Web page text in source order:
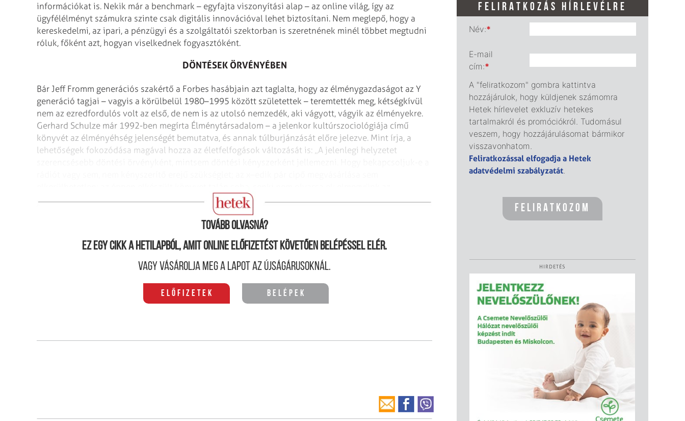
információkat is. Nekik már a benchmark – egyfajta viszonyítási alap – az online világ, így az
ügyfélélményt számukra szinte csak digitális innovációval lehet biztosítani. Nem meglepő, hogy a
kereskedelmi, az ipari, a pénzügyi és a szolgáltatói szektorban is szeretnének minél többet megtudni
róluk, főként azt, hogyan viselkednek fogyasztóként.
DÖNTÉSEK ÖRVÉNYÉBEN
Bár Jeff Fromm generációs szakértő a Forbes hasábjain azt taglalta, hogy az élménygazdaságot az Y
generáció tagjai – vagyis a körülbelül 1980–1995 között születettek – teremtették meg, kétségkívül
nem az ezredfordulós volt az első, de nem is az utolsó nemzedék, aki vágyott, vágyik az élményekre.
Gerhard Schulze már 1992-ben megírta Élménytársadalom – a jelenkor kultúrszociológiája című
könyvét az élményéhség jelenségét bemutatva, és annak túlburjánzását előre jelezve. Mint írja, a
lehetőségek fokozódása magával hozza az életfelfogások változását is: „A jelenlegi helyzetet
étterembe, bár éppen az imént vacsoráztunk.
Tovább olvasná?
Ez egy cikk a hetilapból, amit online előfizetést követően belépéssel elér.
Vagy vásárolja meg a lapot az újságárusoknál.
Előfizetek Belépek
FELIRATKOZÁS HÍRLEVÉLRE
Név:*
E-mail
cím:*
A "feliratkozom" gombra kattintva
hozzájárulok, hogy küldjenek számomra
Hetek hírlevelet exkluzív hetekes
tartalmakról és promóciókról. Tudomásul
veszem, hogy hozzájárulásomat bármikor
visszavonhatom.
Feliratkozással elfogadja a Hetek
adatvédelmi szabályzatát.
HIRDETÉS